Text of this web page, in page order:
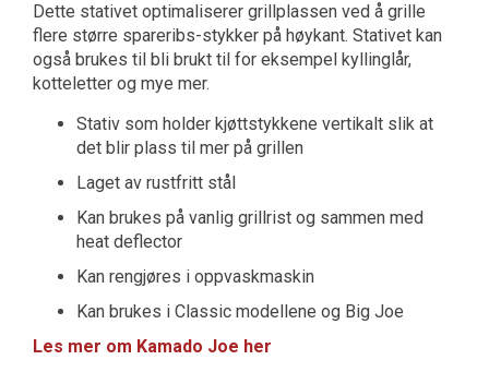
Dette stativet optimaliserer grillplassen ved å grille
flere større spareribs-stykker på høykant. Stativet kan
også brukes til bli brukt til for eksempel kyllinglår,
kotteletter og mye mer.
Stativ som holder kjøttstykkene vertikalt slik at
det blir plass til mer på grillen
Laget av rustfritt stål
Kan brukes på vanlig grillrist og sammen med
heat deflector
Kan rengjøres i oppvaskmaskin
Kan brukes i Classic modellene og Big Joe
Les mer om Kamado Joe her